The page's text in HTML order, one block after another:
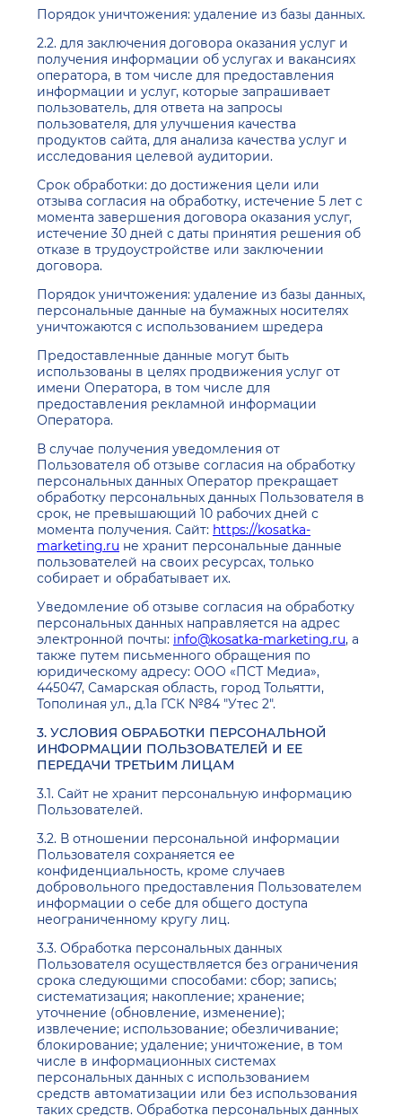
Порядок уничтожения: удаление из базы данных.
2.2. для заключения договора оказания услуг и
получения информации об услугах и вакансиях
оператора, в том числе для предоставления
информации и услуг, которые запрашивает
пользователь, для ответа на запросы
пользователя, для улучшения качества
продуктов сайта, для анализа качества услуг и
исследования целевой аудитории.
Срок обработки: до достижения цели или
отзыва согласия на обработку, истечение 5 лет с
момента завершения договора оказания услуг,
истечение 30 дней с даты принятия решения об
отказе в трудоустройстве или заключении
договора.
Порядок уничтожения: удаление из базы данных,
персональные данные на бумажных носителях
уничтожаются с использованием шредера
Предоставленные данные могут быть
использованы в целях продвижения услуг от
имени Оператора, в том числе для
предоставления рекламной информации
Оператора.
В случае получения уведомления от
Пользователя об отзыве согласия на обработку
персональных данных Оператор прекращает
обработку персональных данных Пользователя в
срок, не превышающий 10 рабочих дней с
момента получения. Сайт: https://kosatka-
marketing.ru не хранит персональные данные
пользователей на своих ресурсах, только
собирает и обрабатывает их.
Уведомление об отзыве согласия на обработку
персональных данных направляется на адрес
электронной почты: info@kosatka-marketing.ru, а
также путем письменного обращения по
юридическому адресу: ООО «ПСТ Медиа»,
445047, Самарская область, город Тольятти,
Тополиная ул., д.1а ГСК №84 "Утес 2".
3. УСЛОВИЯ ОБРАБОТКИ ПЕРСОНАЛЬНОЙ
ИНФОРМАЦИИ ПОЛЬЗОВАТЕЛЕЙ И ЕЕ
ПЕРЕДАЧИ ТРЕТЬИМ ЛИЦАМ
3.1. Сайт не хранит персональную информацию
Пользователей.
3.2. В отношении персональной информации
Пользователя сохраняется ее
конфиденциальность, кроме случаев
добровольного предоставления Пользователем
информации о себе для общего доступа
неограниченному кругу лиц.
3.3. Обработка персональных данных
Пользователя осуществляется без ограничения
срока следующими способами: сбор; запись;
систематизация; накопление; хранение;
уточнение (обновление, изменение);
извлечение; использование; обезличивание;
блокирование; удаление; уничтожение, в том
числе в информационных системах
персональных данных с использованием
средств автоматизации или без использования
таких средств. Обработка персональных данных